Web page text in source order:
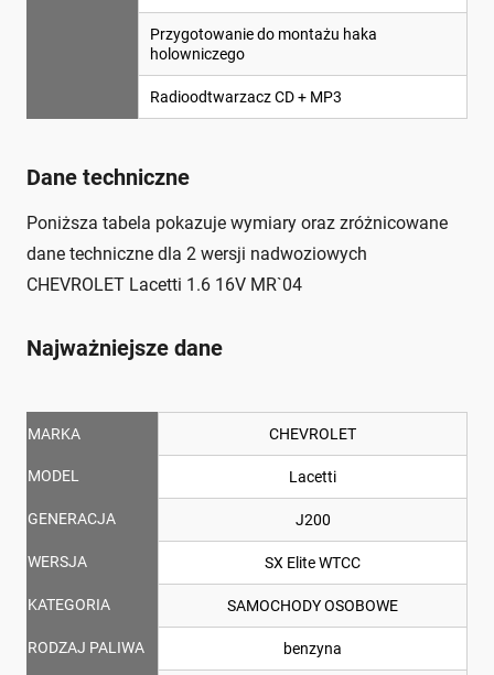
Przygotowanie do montażu haka
holowniczego
Radioodtwarzacz CD + MP3
Dane techniczne
Poniższa tabela pokazuje wymiary oraz zróżnicowane
dane techniczne dla 2 wersji nadwoziowych
CHEVROLET Lacetti 1.6 16V MR`04
Najważniejsze dane
MARKA CHEVROLET
MODEL Lacetti
GENERACJA J200
WERSJA SX Elite WTCC
KATEGORIA SAMOCHODY OSOBOWE
RODZAJ PALIWA benzyna